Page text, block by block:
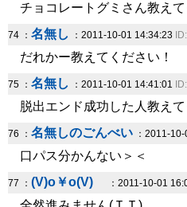
チョコレートグミさん教え
74 ： 名無し ：2011-10-01 14:34:23
だれかー教えてください！
75 ： 名無し ：2011-10-01 14:41:01
脱出エンド成功した人教え
76 ： 名無しのごんべい ：2011-
口パス分かんない＞＜
77 ： (V)o￥o(V) ：2011-10-01